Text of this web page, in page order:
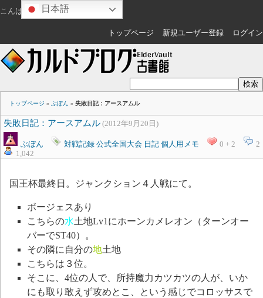
こんばんは ゲスト さん
トップページ 新規ユーザー登録 ログイン
トップページ » ぶぼん » 失敗日記：アースアムル
失敗日記：アースアムル (2012年9月20日)
ぶぼん 対戦記録 公式全国大会 日記 個人用メモ 0 + 2
2
1,042
国王杯最終日。ジャンクション４人戦にて。
ボージェスあり
こちらの水土地Lv1にホーンカメレオン（ターンオー
バーでST40）。
その隣に自分の地土地
こちらは３位。
そこに、4位の人で、所持魔力カツカツの人が、いか
にも取り敢えず攻めとこ、という感じでコロッサスで
日本語